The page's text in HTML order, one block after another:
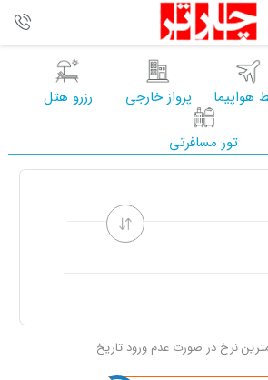
هواپیما پرواز خارجی رزرو هتل
تور مسافرتی
نرخ در صورت عدم ورود تاریخ